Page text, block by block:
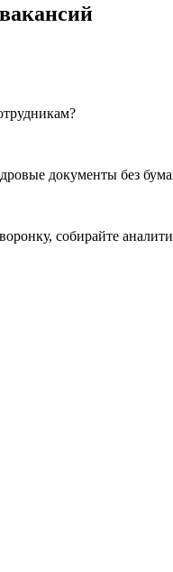
документы без
собирайте